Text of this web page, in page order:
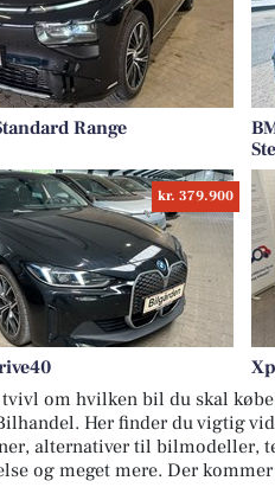
Range
kr. 379.900
om hvilken bil du skal
Her finder du vigtig
alternativer til bilmodeller,
og meget mere. Der